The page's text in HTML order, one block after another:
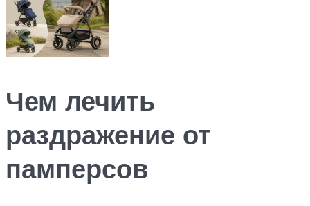
Чем лечить
раздражение от
памперсов